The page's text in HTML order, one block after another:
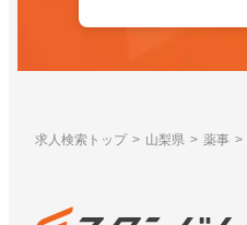
求人検索トップ 山梨県 薬事